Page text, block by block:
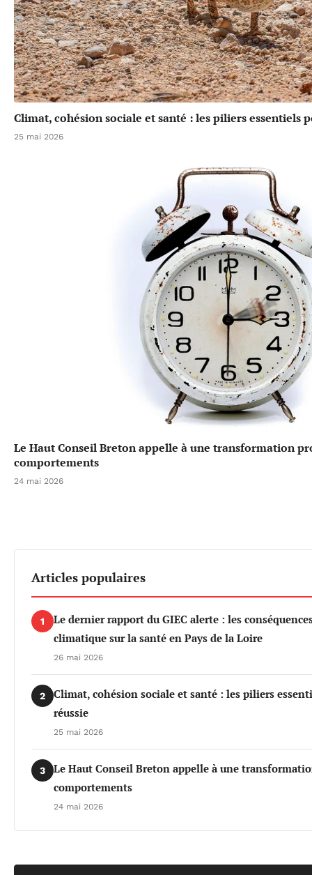
Climat, cohésion sociale et santé : les piliers essentiels
25 mai 2026
Le Haut Conseil Breton appelle à une transformation
comportements
24 mai 2026
Articles populaires
1
Le dernier rapport du GIEC alerte : les
climatique sur la santé en Pays de la Loire
26 mai 2026
2
Climat, cohésion sociale et santé : les piliers
réussie
25 mai 2026
3
Le Haut Conseil Breton appelle à une
comportements
24 mai 2026